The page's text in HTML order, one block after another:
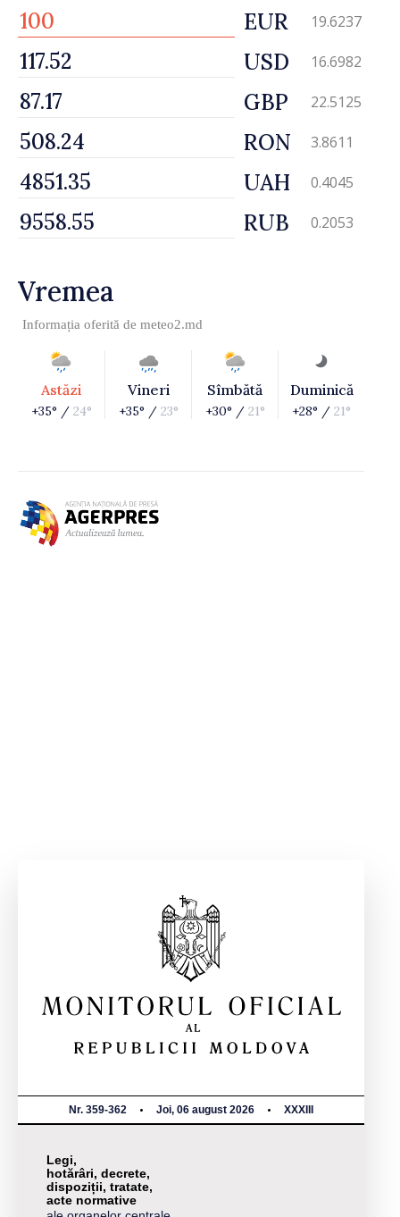
EUR 19.6237
USD 16.6982
GBP 22.5125
RON 3.8611
UAH 0.4045
RUB 0.2053
Vremea
Informația oferită de meteo2.md
Astăzi
+35° / 24°
Vineri
+35° / 23°
Sîmbătă
+30° / 21°
Duminică
+28° / 21°
Nr. 359-362 Joi, 06 august 2026 XXXIII
Legi,
hotărâri, decrete,
dispoziții, tratate,
acte normative